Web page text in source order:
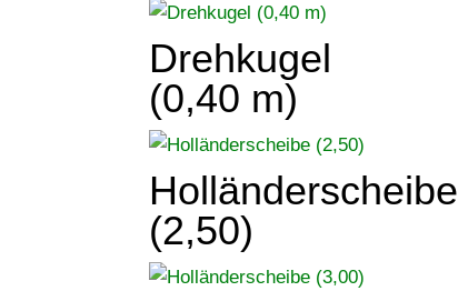
Drehkugel
(0,40 m)
Holländerscheibe
(2,50)